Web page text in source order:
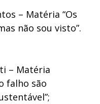
– Matéria “Os
não sou visto”.
– Matéria
falho são